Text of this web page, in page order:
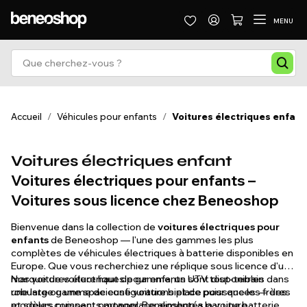
MENU
Accueil / Véhicules pour enfants / Voitures électriques enfant
Voitures électriques enfant
Voitures électriques pour enfants –
Voitures sous licence chez Beneoshop
Bienvenue dans la collection de voitures électriques pour
enfantsde Beneoshop — l'une des gammes les plus
complètes de véhicules électriques à batterie disponibles en
Europe. Que vous recherchiez une réplique sous licence d'une
marque de voiture haut de gamme, un UTV tout-terrain
robuste ou une spacieuse voiture biplace pour que les frères
Nos voitures électriques pour enfants sont disponibles dans
une large gamme de configurations et de puissances — des